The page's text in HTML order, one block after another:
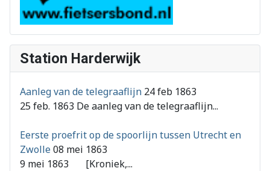
Station Harderwijk
Aanleg van de telegraaflijn 24 feb 1863
25 feb. 1863 De aanleg van de telegraaflijn...
Eerste proefrit op de spoorlijn tussen Utrecht en
Zwolle08 mei 1863
9 mei 1863 [Kroniek,...